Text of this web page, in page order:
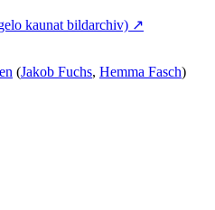
kaunat bildarchiv) ↗
(Jakob Fuchs, Hemma Fasch)